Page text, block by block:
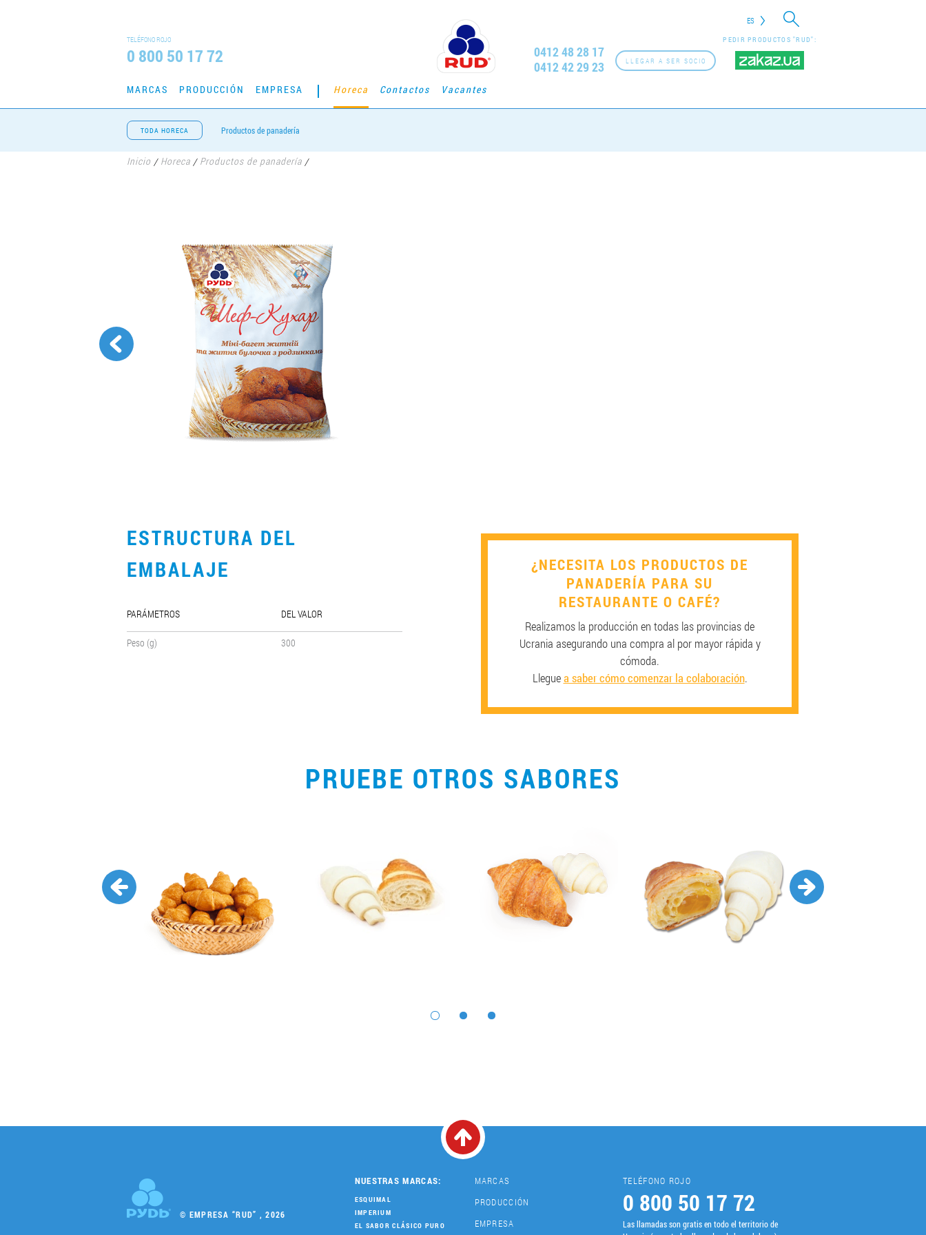
ES
TELÉFONO ROJO
0 800 50 17 72
PEDIR PRODUCTOS "RUD":
LLEGAR A SER SOCIO
0412 48 28 17
0412 42 29 23
MARCAS PRODUCCIÓN EMPRESA Horeca Contactos Vacantes
TODA HORECA Productos de panadería
Inicio / Horeca / Productos de panadería /
ESTRUCTURA DEL
EMBALAJE
PARÁMETROS DEL VALOR
Peso (g) 300
¿NECESITA LOS PRODUCTOS DE
PANADERÍA PARA SU
RESTAURANTE O CAFÉ?
Realizamos la producción en todas las provincias de
Ucrania asegurando una compra al por mayor rápida y
cómoda.
Lleguea saber cómo comenzar la colaboración.
PRUEBE OTROS SABORES
© EMPRESA “RUD” , 2026
NUESTRAS MARCAS:
ESQUIMAL
IMPERIUM
EL SABOR CLÁSICO PURO
MARCAS
PRODUCCIÓN
EMPRESA
TELÉFONO ROJO
0 800 50 17 72
Las llamadas son gratis en todo el territorio de